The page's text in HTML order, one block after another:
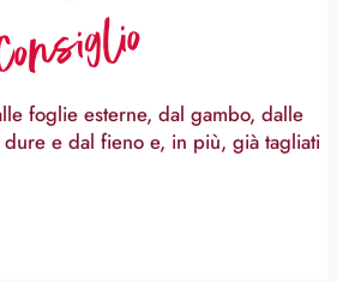
foglie esterne, dal gambo, dalle
e dal fieno e, in più, già tagliati